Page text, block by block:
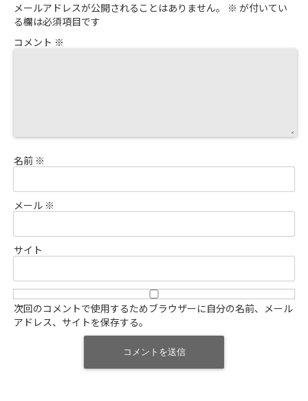
メールアドレスが公開されることはありません。 ※ が付いてい
る欄は必須項目です
コメント ※
名前 ※
メール ※
サイト
次回のコメントで使用するためブラウザーに自分の名前、メール
アドレス、サイトを保存する。